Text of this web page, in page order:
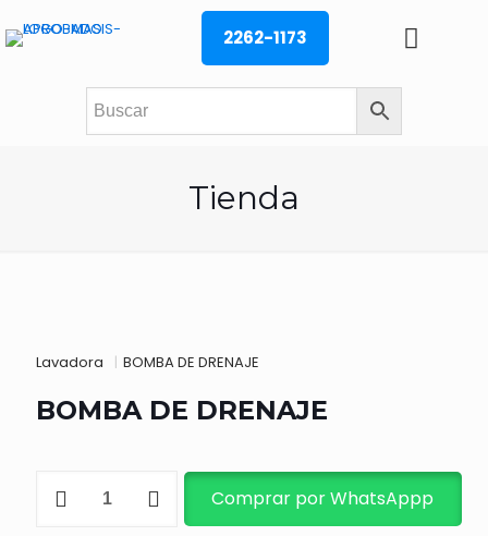
2262-1173
Tienda
Lavadora | BOMBA DE DRENAJE
BOMBA DE DRENAJE
Comprar por WhatsAppp